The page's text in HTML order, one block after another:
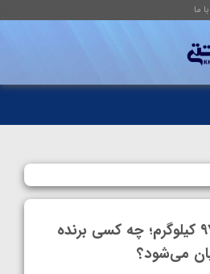
ما
دوئل مازنی‌ها در ۹۷ کیلوگرم؛ چه کسی برنده
می‌شود؟